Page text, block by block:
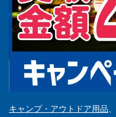
キャンプ・アウトドア用品